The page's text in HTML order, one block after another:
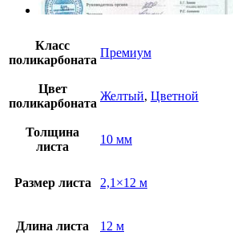
Класс
поликарбоната
Премиум
Цвет
поликарбоната
Желтый, Цветной
Толщина
листа
10 мм
Размер листа 2,1×12 м
Длина листа 12 м